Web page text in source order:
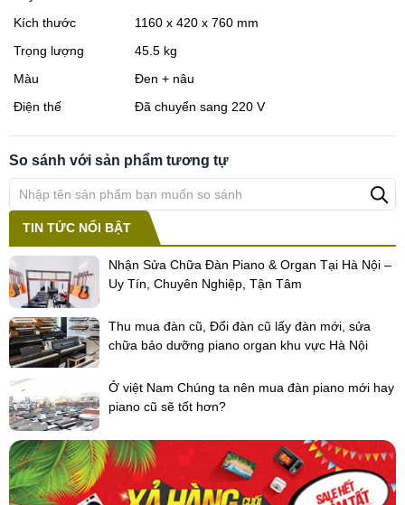
Kích thước
1160 x 420 x 760 mm
Trọng lượng
45.5 kg
Màu
Đen + nâu
Điện thế
Đã chuyển sang 220 V
So sánh với sản phẩm tương tự
TIN TỨC NỔI BẬT
Nhận Sửa Chữa Đàn Piano & Organ Tại Hà Nội –
Uy Tín, Chuyên Nghiệp, Tận Tâm
Thu mua đàn cũ, Đổi đàn cũ lấy đàn mới, sửa
chữa bảo dưỡng piano organ khu vực Hà Nội
Ở việt Nam Chúng ta nên mua đàn piano mới hay
piano cũ sẽ tốt hơn?